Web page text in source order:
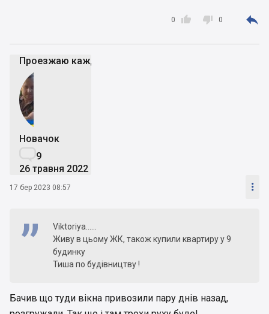

0  0 
Проезжаю каждый день возле стройки - пока вроде
Новачок
9
26 травня 2022
17 бер 2023 08:57 
Viktoriya……
Живу в цьому ЖК, також купили квартиру у 9
будинку
Тиша по будівництву !
Бачив що туди вікна привозили пару днів назад,